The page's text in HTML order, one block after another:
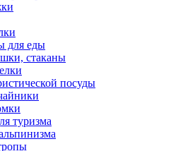
для еды
стаканы
посуды
туризма